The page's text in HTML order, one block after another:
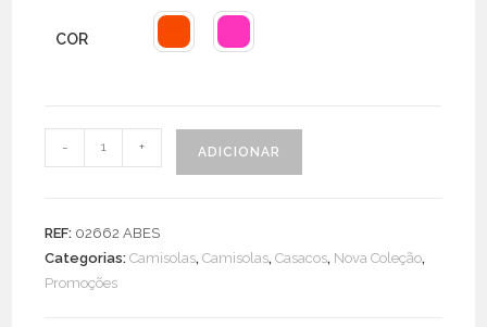
COR
Quantidade
de
/
- + ADICIONAR
REF: 02662 ABES
Categorias:Camisolas,Camisolas,Casacos, Nova Coleção,
Promoções